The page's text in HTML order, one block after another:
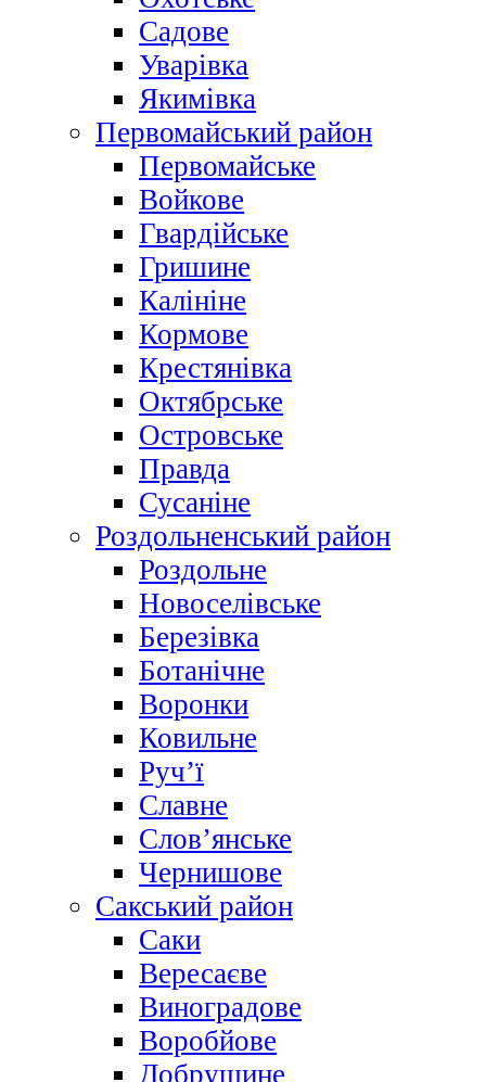
Садове
Уварівка
Якимівка
Первомайський район
Первомайське
Войкове
Гвардійське
Гришине
Калініне
Кормове
Крестянівка
Октябрське
Островське
Правда
Сусаніне
Роздольненський район
Роздольне
Новоселівське
Березівка
Ботанічне
Воронки
Ковильне
Руч’ї
Славне
Слов’янське
Чернишове
Сакський район
Саки
Вересаєве
Виноградове
Воробйове
Добрушине